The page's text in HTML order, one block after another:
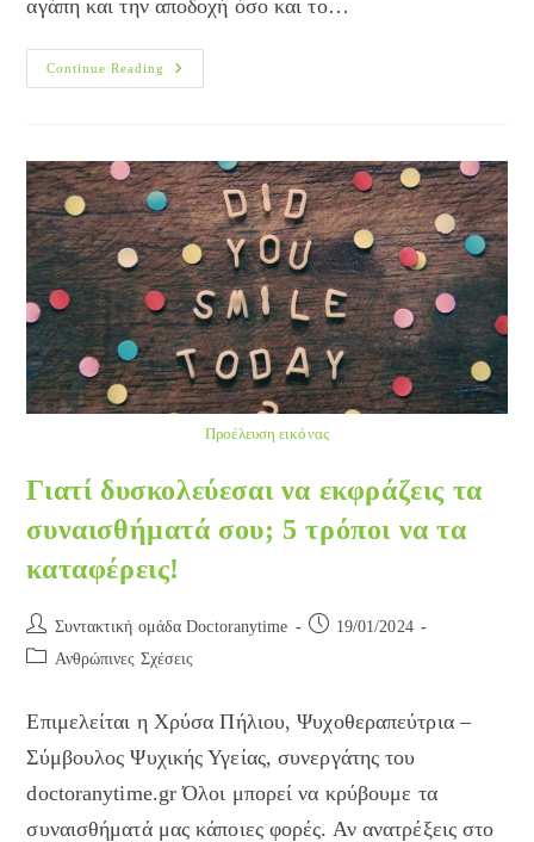
αγάπη και την αποδοχή όσο και το…
Continue Reading
Αυτοεκτίμηση:
Αποδέχομαι
Μου
Προέλευση εικόνας
Γιατί δυσκολεύεσαι να εκφράζεις τα
συναισθήματά σου; 5 τρόποι να τα
καταφέρεις!
Post
author:
Συντακτική ομάδα Doctoranytime
Post 19/01/2024
Post Ανθρώπινες Σχέσεις
Επιμελείται η Χρύσα Πήλιου, Ψυχοθεραπεύτρια –
Σύμβουλος Ψυχικής Υγείας, συνεργάτης του
doctoranytime.gr Όλοι μπορεί να κρύβουμε τα
συναισθήματά μας κάποιες φορές. Αν ανατρέξεις στο